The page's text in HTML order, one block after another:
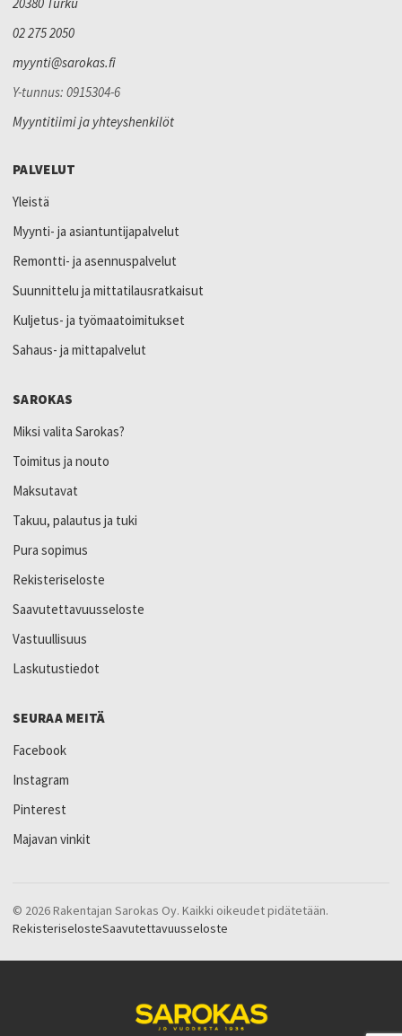
02 275 2050
myynti@sarokas.fi
Y-tunnus: 0915304-6
Myyntitiimi ja yhteyshenkilöt
PALVELUT
Yleistä
Myynti- ja asiantuntijapalvelut
Remontti- ja asennuspalvelut
Suunnittelu ja mittatilausratkaisut
Kuljetus- ja työmaatoimitukset
Sahaus- ja mittapalvelut
SAROKAS
Miksi valita Sarokas?
Toimitus ja nouto
Maksutavat
Takuu, palautus ja tuki
Pura sopimus
Rekisteriseloste
Saavutettavuusseloste
Vastuullisuus
Laskutustiedot
SEURAA MEITÄ
Facebook
Instagram
Pinterest
Majavan vinkit
© 2026 Rakentajan Sarokas Oy. Kaikki oikeudet pidätetään.
RekisteriselosteSaavutettavuusseloste